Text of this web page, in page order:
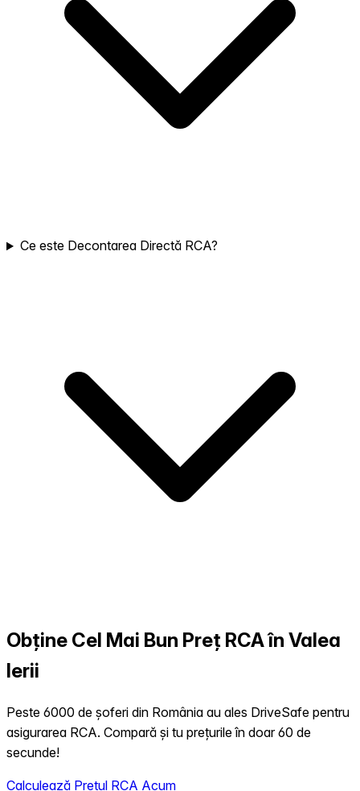
Ce este Decontarea Directă RCA?
Obține Cel Mai Bun Preț RCA în Valea
Ierii
Peste 6000 de șoferi din România au ales DriveSafe pentru
asigurarea RCA. Compară și tu prețurile în doar 60 de
secunde!
Calculează Prețul RCA Acum